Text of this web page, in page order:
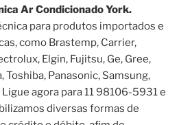
Ar Condicionado York.
para produtos importados e
como Brastemp, Carrier,
Elgin, Fujitsu, Ge, Gree,
Toshiba, Panasonic, Samsung,
agora para 11 98106-5931 e
diversas formas de